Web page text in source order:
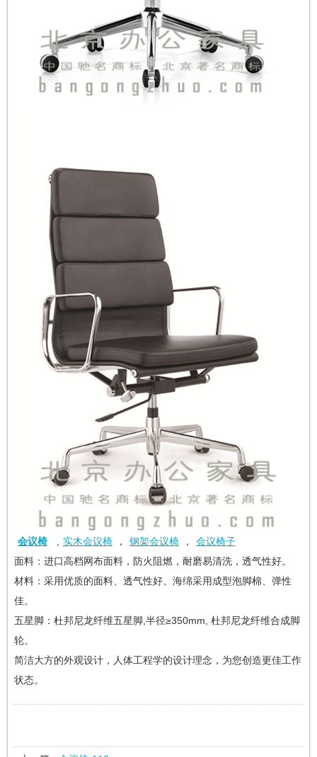
会议椅 实木会议椅 ， 钢架会议椅 ，
会议椅子
面料：进口高档网布面料，防火阻燃，耐磨易清洗，透气性好。
材料：采用优质的面料、透气性好、海绵采用成型泡脚棉、弹性
佳。
五星脚：杜邦尼龙纤维五星脚,半径≥350mm, 杜邦尼龙纤维合成脚
轮。
简洁大方的外观设计，人体工程学的设计理念，为您创造更佳工作
状态。